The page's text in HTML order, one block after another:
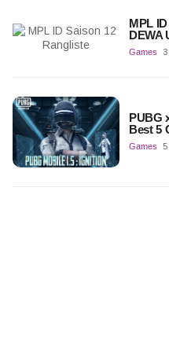
MPL
DEWA
Games
PUBG
Best 5
Games